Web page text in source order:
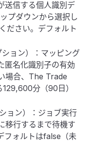
送信する個人識別デ
プダウンから選択し
ださい。デフォルト
ション）：マッピング
匿名化識別子の有効
場合、The Trade
分（90日）
ション）：ジョブ実行
移行するまで待機す
フォルトはfalse（未